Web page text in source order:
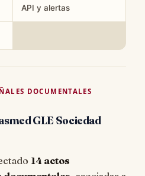
API y alertas
DOCUMENTALES
GLE Sociedad
14 actos